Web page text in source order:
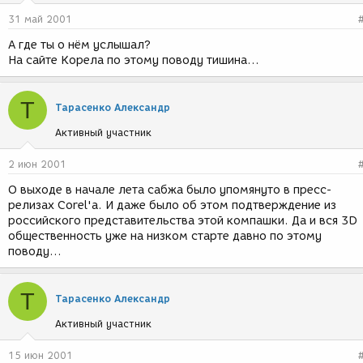
31 май 2001
А где ты о нём услышал?
На сайте Корела по этому поводу тишина...
Т Тарасенко Александр
Активный участник
2 июн 2001
О выходе в начале лета сабжа было упомянуто в пресс-
релизах Corel'a. И даже было об этом подтверждение из
российского представительства этой компашки. Да и вся 3D
общественность уже на низком старте давно по этому
поводу...
Т Тарасенко Александр
Активный участник
15 июн 2001